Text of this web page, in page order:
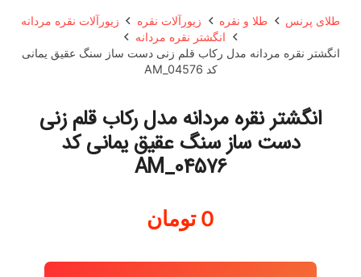
طلای پرنس طلا و نقره زیورآلات نقره
زیورآلات نقره مردانه
انگشتر نقره مردانه
انگشتر نقره مردانه مدل رکاب قلم زنی دست ساز سنگ عقیق یمانی
کد AM_04576
انگشتر نقره مردانه مدل رکاب قلم زنی
دست ساز سنگ عقیق یمانی کد
AM_04576
0 تومان